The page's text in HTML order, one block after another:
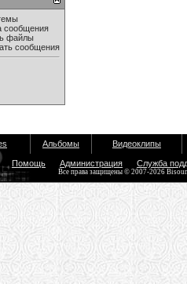
сообщения
файлы
сообщения
Альбомы Видеоклипы
Помощь Администрация Служба
Все права защищены © 2007-2026